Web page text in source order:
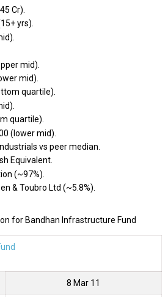
Cr).
yrs).
mid).
mid).
quartile).
quartile).
(lower mid).
vs peer median.
Equivalent.
(~97%).
& Toubro Ltd (~5.8%).
for Bandhan Infrastructure Fund
8 Mar 11